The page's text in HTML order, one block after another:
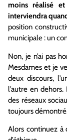
moins réalisé
interviendra
position
municipale : un
Non, je n’ai pas
Mesdames et je
deux discours,
l’autre en
des réseaux
toujours
Alors continuez à